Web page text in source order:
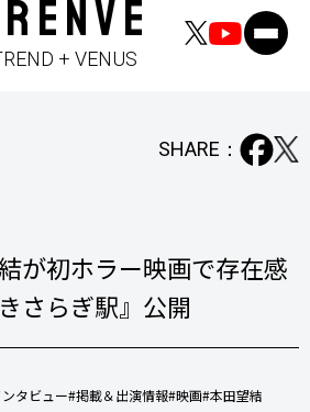
+ VENUS
SHARE：
が初ホラー映画で存在感
さらぎ駅』公開
タビュー#掲載＆出演情報#映画#本田望結